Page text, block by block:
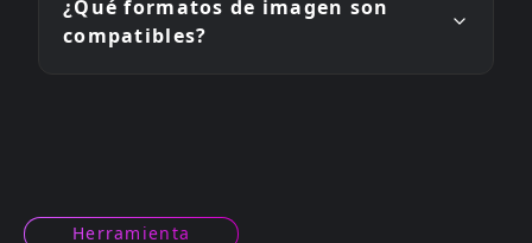
¿Qué formatos de imagen son
compatibles?
Herramienta